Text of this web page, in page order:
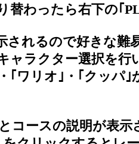
替わったら右下の｢
されるので好きな難
ャラクター選択を行
｢ワリオ｣・｢クッパ
コースの説明が表示